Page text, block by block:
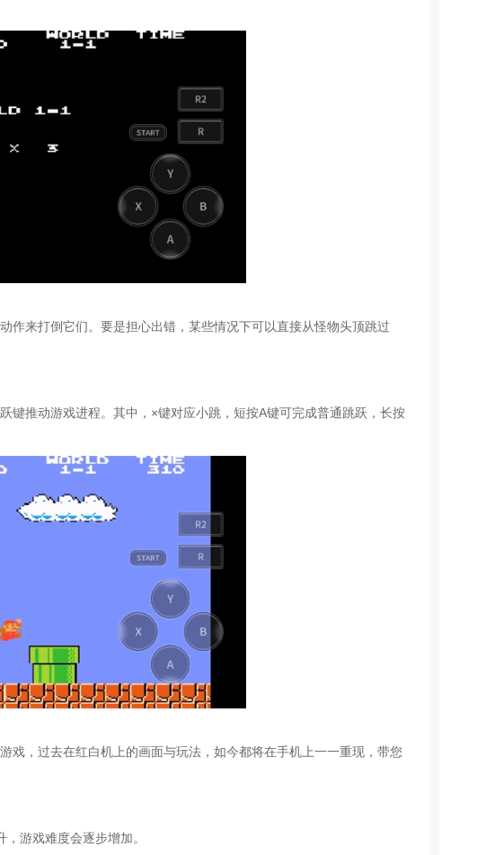
作来打倒它们。要是担心出错，某些情况下可以直接从怪物头顶跳过
键推动游戏进程。其中，×键对应小跳，短按A键可完成普通跳跃，长按
戏，过去在红白机上的画面与玩法，如今都将在手机上一一重现，带您
游戏难度会逐步增加。